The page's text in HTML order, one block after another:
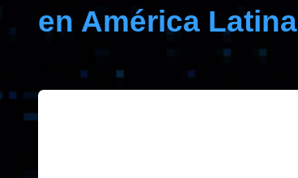
en América Latina